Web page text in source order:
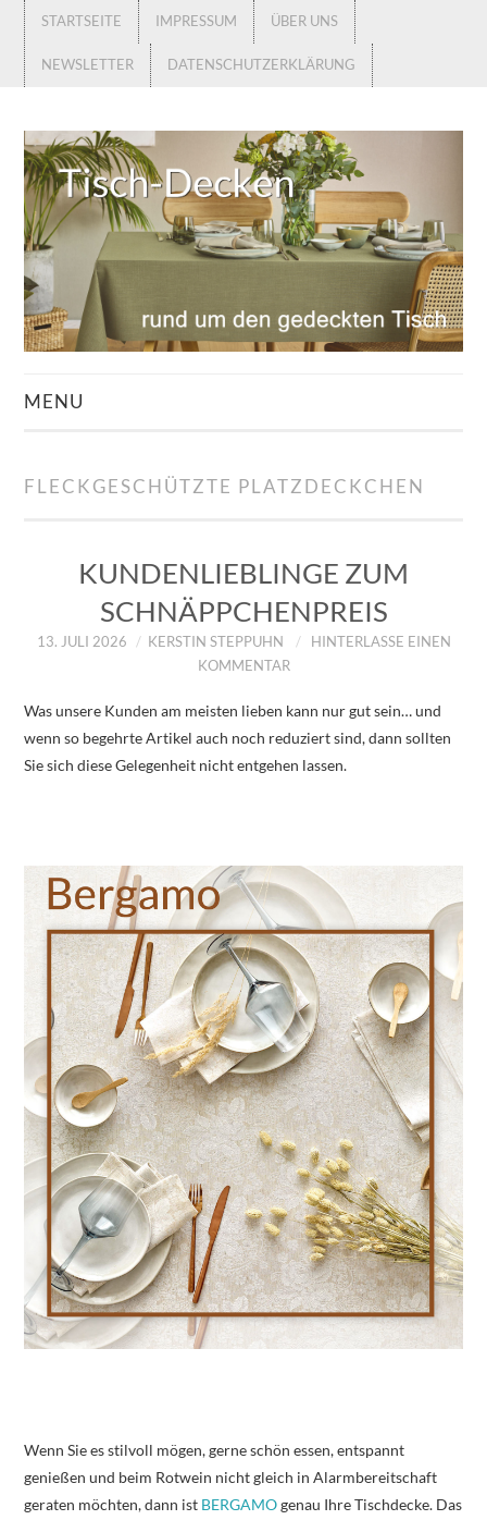
STARTSEITE IMPRESSUM ÜBER UNS
NEWSLETTER DATENSCHUTZERKLÄRUNG
MENU
ÜBER UNS
ZUM SHOP
DATENSCHUTZERKLÄRUNG
FLECKGESCHÜTZTE PLATZDECKCHEN
KUNDENLIEBLINGE ZUM
SCHNÄPPCHENPREIS
13. JULI 2026 KERSTIN STEPPUHN
HINTERLASSE EINEN
KOMMENTAR
Was unsere Kunden am meisten lieben kann nur gut sein… und
wenn so begehrte Artikel auch noch reduziert sind, dann sollten
Sie sich diese Gelegenheit nicht entgehen lassen.
Wenn Sie es stilvoll mögen, gerne schön essen, entspannt
genießen und beim Rotwein nicht gleich in Alarmbereitschaft
geraten möchten, dann ist BERGAMOgenau Ihre Tischdecke. Das